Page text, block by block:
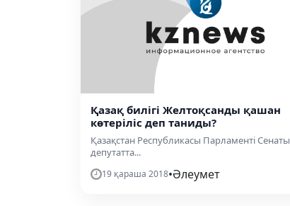
Қазақ билігі Желтоқсанды қашан
көтеріліс деп таниды?
Қазақстан Республикасы Парламенті Сенаты
депутатта...
19 қараша 2018•Әлеумет